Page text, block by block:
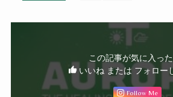
この記事が気に入っ
いいね または フォロー
Follow Me